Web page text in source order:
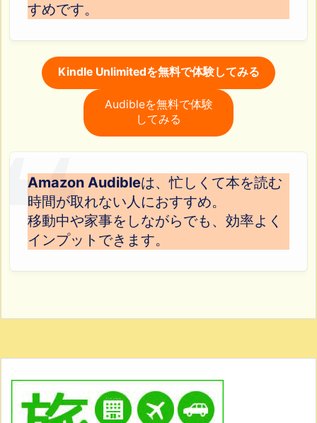
すめです。
Kindle Unlimitedを無料で体験してみる
Audibleを無料で体験
してみる
Amazon Audibleは、忙しくて本を読む
時間が取れない人におすすめ。
移動中や家事をしながらでも、効率よく
インプットできます。